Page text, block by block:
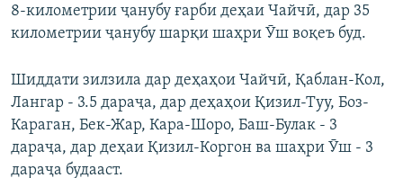
8-километрии ҷанубу ғарби деҳаи Чайчӣ, дар 35
километрии ҷанубу шарқи шаҳри Ӯш воқеъ буд.
Шиддати зилзила дар деҳаҳои Чайчӣ, Қаблан-Кол,
Лангар - 3.5 дараҷа, дар деҳаҳои Қизил-Туу, Боз-
Караган, Бек-Жар, Кара-Шоро, Баш-Булак - 3
дараҷа, дар деҳаи Қизил-Коргон ва шаҳри Ӯш - 3
дараҷа будааст.